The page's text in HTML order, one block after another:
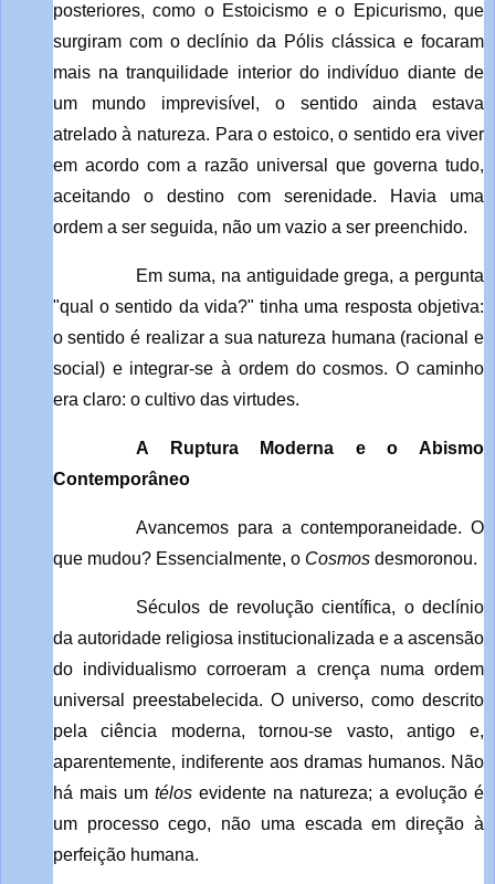
posteriores, como o Estoicismo e o Epicurismo, que
surgiram com o declínio da Pólis clássica e focaram
mais na tranquilidade interior do indivíduo diante de
um mundo imprevisível, o sentido ainda estava
atrelado à natureza. Para o estoico, o sentido era viver
em acordo com a razão universal que governa tudo,
aceitando o destino com serenidade. Havia uma
ordem a ser seguida, não um vazio a ser preenchido.
Em suma, na antiguidade grega, a pergunta
"qual o sentido da vida?" tinha uma resposta objetiva:
o sentido é realizar a sua natureza humana (racional e
social) e integrar-se à ordem do cosmos. O caminho
era claro: o cultivo das virtudes.
A Ruptura Moderna e o Abismo
Contemporâneo
Avancemos para a contemporaneidade. O
que mudou? Essencialmente, o Cosmosdesmoronou.
Séculos de revolução científica, o declínio
da autoridade religiosa institucionalizada e a ascensão
do individualismo corroeram a crença numa ordem
universal preestabelecida. O universo, como descrito
pela ciência moderna, tornou-se vasto, antigo e,
aparentemente, indiferente aos dramas humanos. Não
há mais um télosevidente na natureza; a evolução é
um processo cego, não uma escada em direção à
perfeição humana.